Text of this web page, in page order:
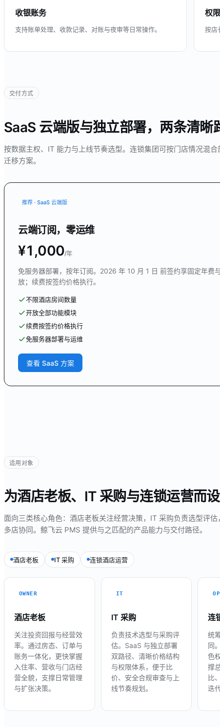
收银账务
支持账单处理、收款记录、对账与夜审等日常操作。
权
按店
交付方式
SaaS 云端版与独立部署，两条清晰
按数据主权、IT 能力与上线节奏选型。连锁集团可按门店情况混
迁移方案。
推荐 · SaaS 云端版
云端订阅，零运维
¥1,000/年
免服务器部署，按年订阅。 2026 年 10 月 1 日 前签约享固定年费
放；续费按签约价格执行。
不限酒店房间数量
开放全部功能模块
续费按签约价格执行
免服务器部署与运维
查看 SaaS 方案
适用对象
为酒店老板、IT 采购与连锁运营而
面向三类核心角色：酒店老板关注经营决策，IT 采购负责选型评
多店协同。鲸飞云 PMS 提供与之匹配的产品能力与交付路径。
酒店老板 IT 采购 连锁酒店运营
OWNER
酒店老板
关注投资回报与经营效
率。通过房态、订单与
账务一体化，更快掌握
入住率、营收与门店经
营全貌，支撑日常管理
与扩张决策。
IT
IT 采购
负责技术选型与采购评
估。SaaS 与独立部署
双路径、清晰价格结构
与权限体系，便于比
价、安全合规审查与上
线节奏规划。
连
统
同
色
撑
比
迭